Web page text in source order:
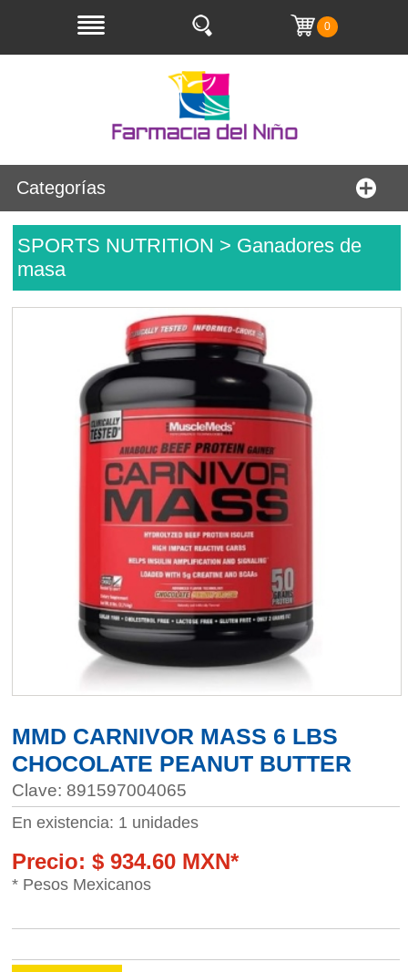
0
Categorías
SPORTS NUTRITION > Ganadores de
masa
MMD CARNIVOR MASS 6 LBS
CHOCOLATE PEANUT BUTTER
Clave: 891597004065
En existencia: 1 unidades
Precio: $ 934.60 MXN*
* Pesos Mexicanos